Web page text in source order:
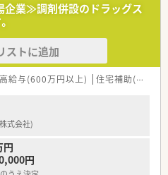
企業≫調剤併設のドラッグス
ストに追加
高給与(600万円以上) 住宅補助(手当)あり
式会社)
円
円